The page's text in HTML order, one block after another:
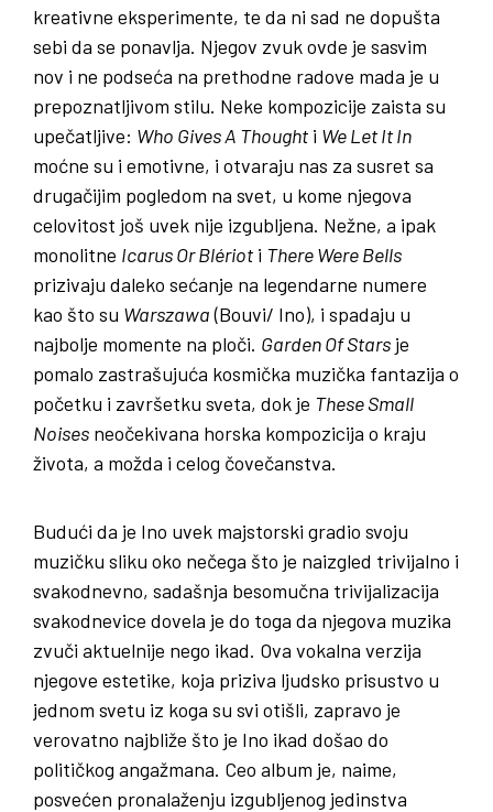
kreativne eksperimente, te da ni sad ne dopušta
sebi da se ponavlja. Njegov zvuk ovde je sasvim
nov i ne podseća na prethodne radove mada je u
prepoznatljivom stilu. Neke kompozicije zaista su
upečatljive: Who Gives A Thought i We Let It In
moćne su i emotivne, i otvaraju nas za susret sa
drugačijim pogledom na svet, u kome njegova
celovitost još uvek nije izgubljena. Nežne, a ipak
monolitne Icarus Or Blériot i There Were Bells
prizivaju daleko sećanje na legendarne numere
kao što su Warszawa(Bouvi/ Ino), i spadaju u
najbolje momente na ploči. Garden Of Stars je
pomalo zastrašujuća kosmička muzička fantazija o
početku i završetku sveta, dok je These Small
Noises neočekivana horska kompozicija o kraju
života, a možda i celog čovečanstva.
Budući da je Ino uvek majstorski gradio svoju
muzičku sliku oko nečega što je naizgled trivijalno i
svakodnevno, sadašnja besomučna trivijalizacija
svakodnevice dovela je do toga da njegova muzika
zvuči aktuelnije nego ikad. Ova vokalna verzija
njegove estetike, koja priziva ljudsko prisustvo u
jednom svetu iz koga su svi otišli, zapravo je
verovatno najbliže što je Ino ikad došao do
političkog angažmana. Ceo album je, naime,
posvećen pronalaženju izgubljenog jedinstva